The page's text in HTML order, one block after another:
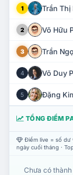
1 Trần Thị
2 Võ Hữu
3 Trần
4 Võ Duy
5 Đặng
TỔNG ĐIỂM
Điểm live = số dư
ngày cuối tháng ·
Chưa có